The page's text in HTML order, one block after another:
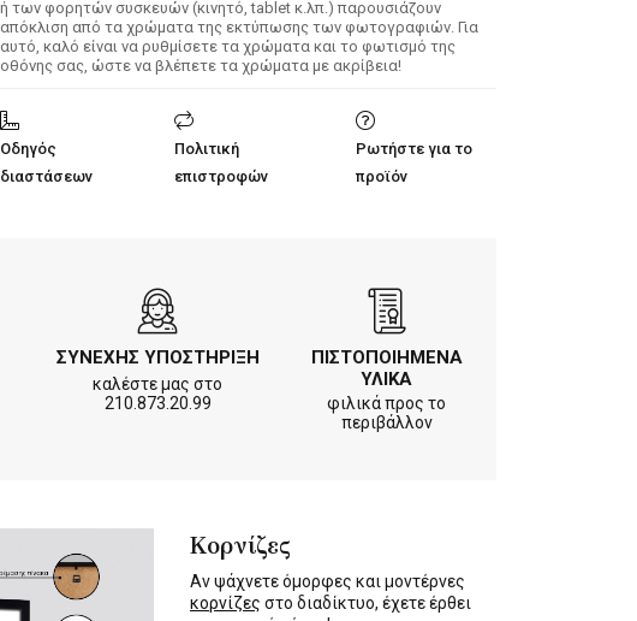
ή των φορητών συσκευών (κινητό, tablet κ.λπ.) παρουσιάζουν
απόκλιση από τα χρώματα της εκτύπωσης των φωτογραφιών. Για
αυτό, καλό είναι να ρυθμίσετε τα χρώματα και το φωτισμό της
οθόνης σας, ώστε να βλέπετε τα χρώματα με ακρίβεια!
Οδηγός
διαστάσεων
Πολιτική
επιστροφών
Ρωτήστε για το
προϊόν
ΣΥΝΕΧΗΣ ΥΠΟΣΤΗΡΙΞΗ
καλέστε μας στο
210.873.20.99
ΠΙΣΤΟΠΟΙΗΜΕΝΑ
ΥΛΙΚΑ
φιλικά προς το
περιβάλλον
Κορνίζες
Αν ψάχνετε όμορφες και μοντέρνες
κορνίζες στο διαδίκτυο, έχετε έρθει